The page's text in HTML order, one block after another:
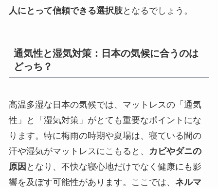
人にとって信頼できる選択肢となるでしょう。
通気性と湿気対策：日本の気候に合うのは
どっち？
高温多湿な日本の気候では、マットレスの「通気
性」と「湿気対策」がとても重要なポイントにな
ります。特に梅雨の時期や夏場は、寝ている間の
汗や湿気がマットレスにこもると、
カビやダニの
原因 となり、不快な寝心地だけでなく健康にも影
響を及ぼす可能性があります。ここでは、 ネルマ